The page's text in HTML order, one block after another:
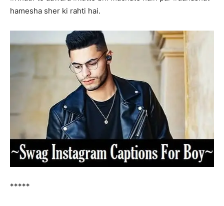
hamesha sher ki rahti hai.
*****